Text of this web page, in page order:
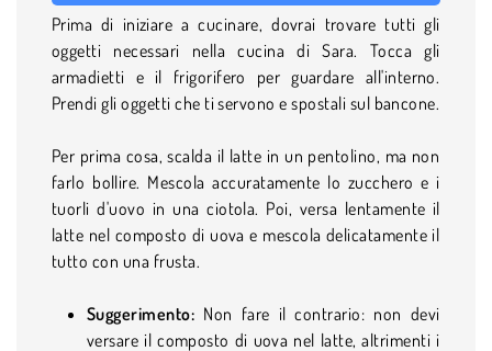
Prima di iniziare a cucinare, dovrai trovare tutti gli
oggetti necessari nella cucina di Sara. Tocca gli
armadietti e il frigorifero per guardare all'interno.
Prendi gli oggetti che ti servono e spostali sul bancone.
Per prima cosa, scalda il latte in un pentolino, ma non
farlo bollire. Mescola accuratamente lo zucchero e i
tuorli d'uovo in una ciotola. Poi, versa lentamente il
latte nel composto di uova e mescola delicatamente il
tutto con una frusta.
Suggerimento: Non fare il contrario: non devi
versare il composto di uova nel latte, altrimenti i